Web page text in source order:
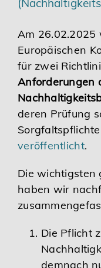
Services
Am 26.02.2025
Europäischen
für zwei
Anforderungen
deren Prüfung
veröffentlicht.
Die wichtigsten
haben wir
Die Pflicht
demnach